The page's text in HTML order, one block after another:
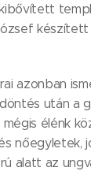
készített
azonban
után a
élénk
nőegyletek,
alatt az